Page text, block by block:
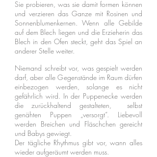
Sie probieren, was sie damit formen können
und verzieren das Ganze mit Rosinen und
Sonnenblumenkernen. Wenn alle Gebilde
auf dem Blech liegen und die Erzieherin das
Blech in den Ofen steckt, geht das Spiel an
anderer Stelle weiter.
Niemand schreibt vor, was gespielt werden
darf, aber alle Gegenstände im Raum dürfen
einbezogen werden, solange es nicht
gefährlich wird. In der Puppenecke werden
die zurückhaltend gestalteten, selbst
genähten Puppen „versorgt“. Liebevoll
werden Breichen und Fläschchen gereicht
und Babys gewiegt.
Der tägliche Rhythmus gibt vor, wann alles
wieder aufgeräumt werden muss.